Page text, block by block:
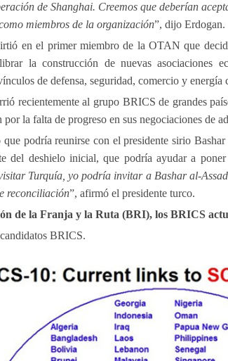
de Shanghai. Creemos que deberían
miembros de la organización”, dijo Erdogan.
en el primer miembro de la OTAN que
la construcción de nuevas asociaciones
de defensa, seguridad, comercio y energía
recientemente al grupo BRICS de grandes
por la falta de progreso en sus negociaciones de
podría reunirse con el presidente sirio
del deshielo inicial, que podría ayudar a
Turquía, yo podría invitar a Bashar al-
reconciliación”, afirmó el presidente turco.
de la Franja y la Ruta (BRI), los BRICS
BRICS.